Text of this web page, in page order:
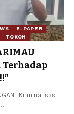
E-PAPER
TOKOH
"Kriminalisasi